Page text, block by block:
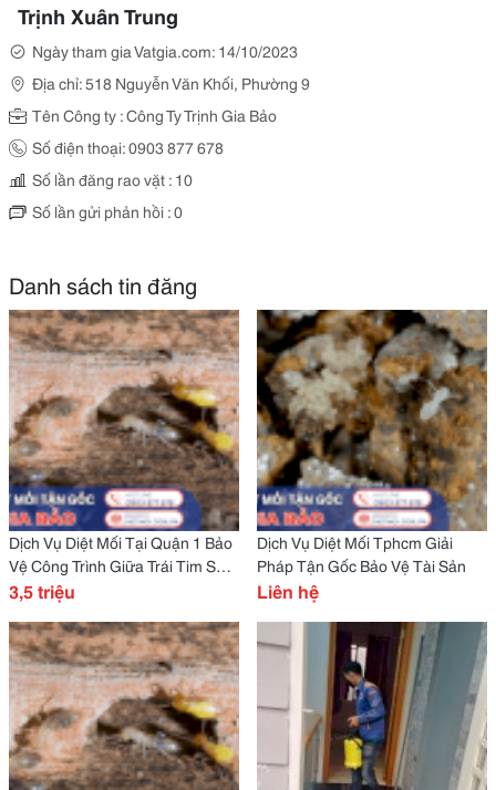
Trịnh Xuân Trung
Ngày tham gia Vatgia.com: 14/10/2023
Địa chỉ: 518 Nguyễn Văn Khối, Phường 9
Tên Công ty : Công Ty Trịnh Gia Bảo
Số điện thoại: 0903 877 678
Số lần đăng rao vặt : 10
Số lần gửi phản hồi : 0
Danh sách tin đăng
Dịch Vụ Diệt Mối Tại Quận 1 Bảo
Vệ Công Trình Giữa Trái Tim Sài
Gòn
3,5 triệu
Dịch Vụ Diệt Mối Tphcm Giải
Pháp Tận Gốc Bảo Vệ Tài Sản
Liên hệ